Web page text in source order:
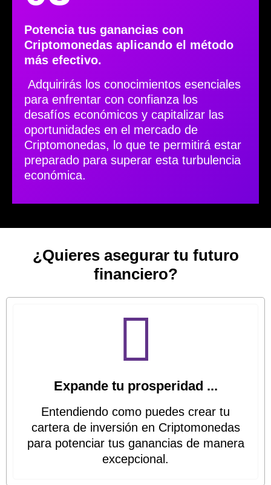
Potencia tus ganancias con
Criptomonedas aplicando el método
más efectivo.
Adquirirás los conocimientos esenciales
para enfrentar con confianza los
desafíos económicos y capitalizar las
oportunidades en el mercado de
Criptomonedas, lo que te permitirá estar
preparado para superar esta turbulencia
económica.
¿Quieres asegurar tu futuro
financiero?
Expande tu prosperidad ...
Entendiendo como puedes crear tu
cartera de inversión en Criptomonedas
para potenciar tus ganancias de manera
excepcional.